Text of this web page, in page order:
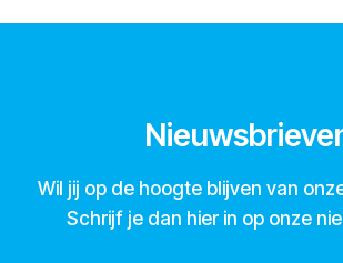
Wil jij op de hoogte blijven van
Schrijf je dan hier in op onze